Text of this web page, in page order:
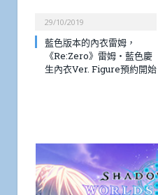
29/10/2019
藍色版本的內衣雷姆，
《Re:Zero》雷姆・藍色慶
生內衣Ver. Figure預約開始